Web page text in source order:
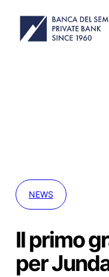
NEWS
Il primo
per